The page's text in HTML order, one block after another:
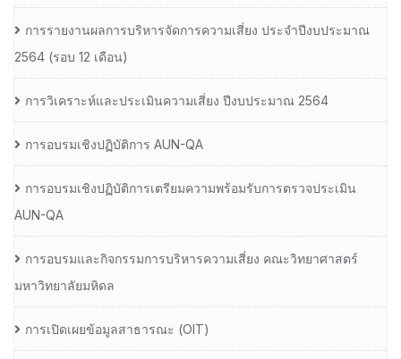
การรายงานผลการบริหารจัดการความเสี่ยง ประจำปีงบประมาณ
2564 (รอบ 12 เดือน)
การวิเคราะห์และประเมินความเสี่ยง ปีงบประมาณ 2564
การอบรมเชิงปฏิบัติการ AUN-QA
การอบรมเชิงปฏิบัติการเตรียมความพร้อมรับการตรวจประเมิน
AUN-QA
การอบรมและกิจกรรมการบริหารความเสี่ยง คณะวิทยาศาสตร์
มหาวิทยาลัยมหิดล
การเปิดเผยข้อมูลสาธารณะ (OIT)